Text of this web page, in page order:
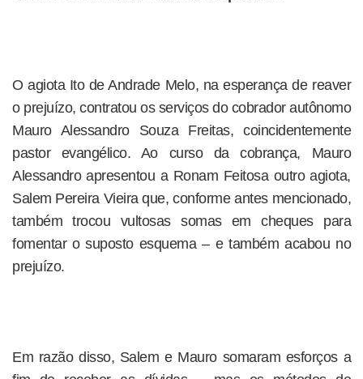
O agiota Ito de Andrade Melo, na esperança de reaver
o prejuízo, contratou os serviços do cobrador autônomo
Mauro Alessandro Souza Freitas, coincidentemente
pastor evangélico. Ao curso da cobrança, Mauro
Alessandro apresentou a Ronam Feitosa outro agiota,
Salem Pereira Vieira que, conforme antes mencionado,
também trocou vultosas somas em cheques para
fomentar o suposto esquema – e também acabou no
prejuízo.
Em razão disso, Salem e Mauro somaram esforços a